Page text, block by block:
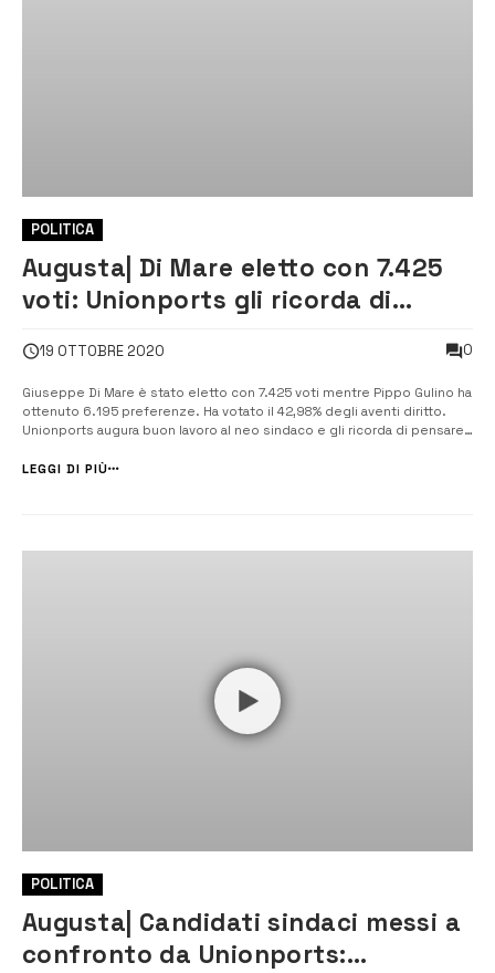
POLITICA
Augusta| Di Mare eletto con 7.425
voti: Unionports gli ricorda di
19 OTTOBRE 2020 0
Giuseppe Di Mare è stato eletto con 7.425 voti mentre Pippo Gulino ha
ottenuto 6.195 preferenze. Ha votato il 42,98% degli aventi diritto.
Unionports augura buon lavoro al neo sindaco e gli ricorda di pensare
Mare, 43 anni, consulente finanziario, ex consigliere comunale [&h...
LEGGI DI PIÙ
POLITICA
Augusta| Candidati sindaci messi a
confronto da Unionports: